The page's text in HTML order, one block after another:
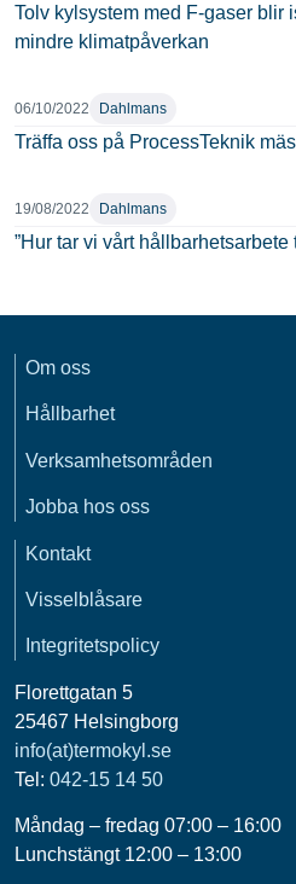
Tolv kylsystem med F-gaser blir
mindre klimatpåverkan
06/10/2022 Dahlmans
Träffa oss på ProcessTeknik
19/08/2022 Dahlmans
”Hur tar vi vårt hållbarhetsarbete
Om oss
Hållbarhet
Verksamhetsområden
Jobba hos oss
Kontakt
Visselblåsare
Integritetspolicy
Florettgatan 5
25467 Helsingborg
info(at)termokyl.se
Tel: 042-15 14 50
Måndag – fredag 07:00 – 16:00
Lunchstängt 12:00 – 13:00